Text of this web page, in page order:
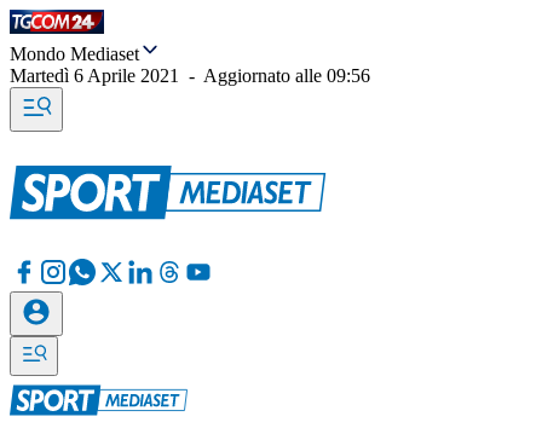
Mondo Mediaset
Martedì 6 Aprile 2021
- Aggiornato alle 09:56